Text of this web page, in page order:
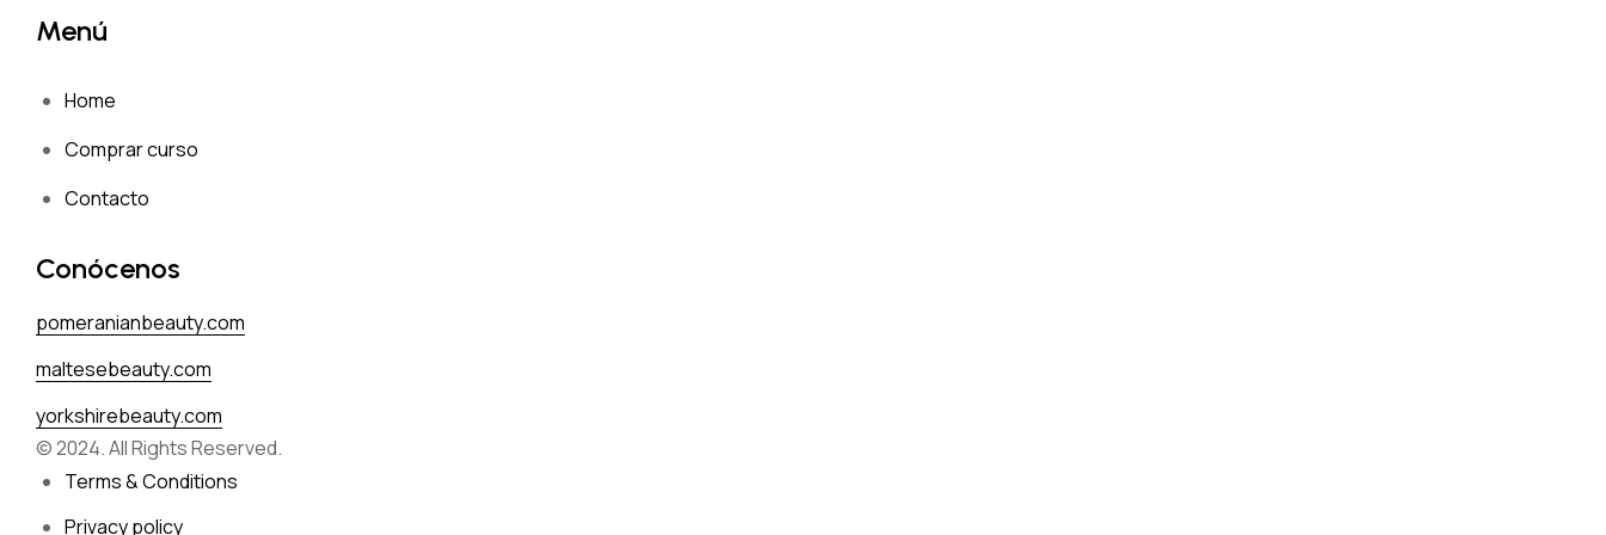
Menú
Home
Comprar curso
Contacto
Conócenos
pomeranianbeauty.com
maltesebeauty.com
yorkshirebeauty.com
© 2024. All Rights Reserved.
Terms & Conditions
Privacy policy